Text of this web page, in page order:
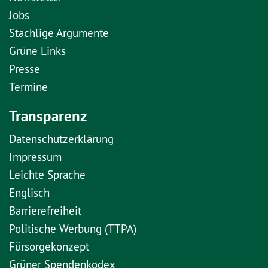
Jobs
Stachlige Argumente
Grüne Links
Presse
Termine
Transparenz
Datenschutzerklärung
Impressum
Leichte Sprache
Englisch
Barrierefreiheit
Politische Werbung (TTPA)
Fürsorgekonzept
Grüner Spendenkodex